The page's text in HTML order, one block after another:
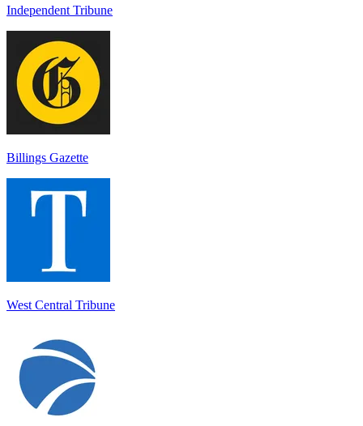
Independent Tribune
Billings Gazette
West Central Tribune